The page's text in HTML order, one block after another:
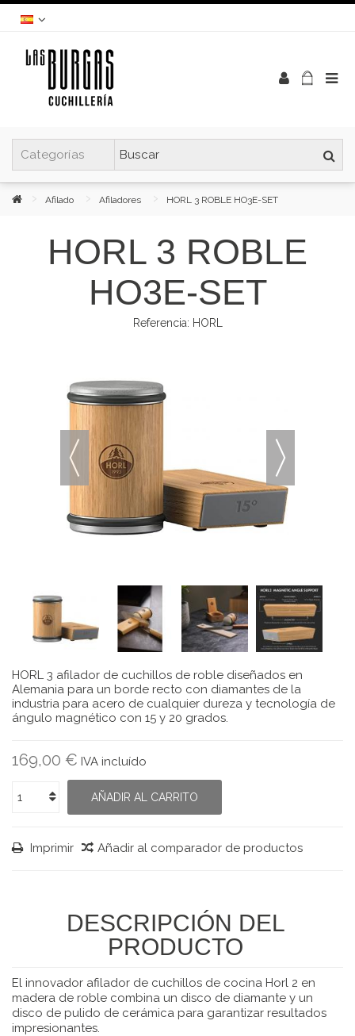
Afilado Afiladores HORL 3 ROBLE HO3E-SET
HORL 3 ROBLE
HO3E-SET
Referencia: HORL
HORL 3 afilador de cuchillos de roble diseñados en
Alemania para un borde recto con diamantes de la
industria para acero de cualquier dureza y tecnología de
ángulo magnético con 15 y 20 grados.
169,00 € IVA incluído
AÑADIR AL CARRITO
Imprimir Añadir al comparador de productos
DESCRIPCIÓN DEL
PRODUCTO
El innovador afilador de cuchillos de cocina Horl 2 en
madera de roble combina un disco de diamante y un
disco de pulido de cerámica para garantizar resultados
impresionantes.